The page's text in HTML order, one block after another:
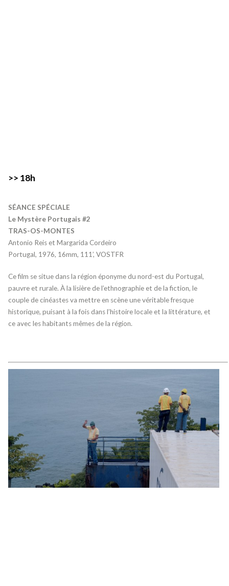
>> 18h
SÉANCE SPÉCIALE
Le Mystère Portugais #2
TRAS-OS-MONTES
Antonio Reis et Margarida Cordeiro
Portugal, 1976, 16mm, 111’, VOSTFR
Ce film se situe dans la région éponyme du nord-est du Portugal,
pauvre et rurale. À la lisière de l’ethnographie et de la fiction, le
couple de cinéastes va mettre en scène une véritable fresque
historique, puisant à la fois dans l’histoire locale et la littérature, et
ce avec les habitants mêmes de la région.